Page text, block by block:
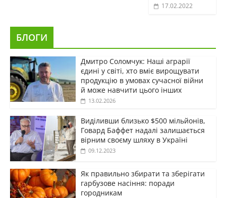
17.02.2022
БЛОГИ
Дмитро Соломчук: Наші аграрії
єдині у світі, хто вміє вирощувати
продукцію в умовах сучасної війни
й може навчити цього інших
13.02.2026
Виділивши близько $500 мільйонів,
Говард Баффет надалі залишається
вірним своєму шляху в Україні
09.12.2023
Як правильно збирати та зберігати
гарбузове насіння: поради
городникам